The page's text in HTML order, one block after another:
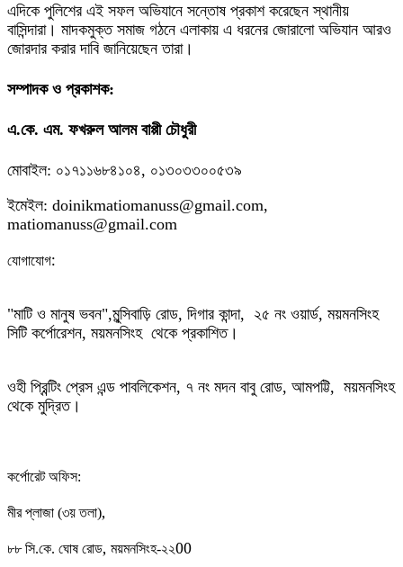
​এদিকে পুলিশের এই সফল অভিযানে সন্তোষ প্রকাশ করেছেন স্থানীয়
বাসিন্দারা। মাদকমুক্ত সমাজ গঠনে এলাকায় এ ধরনের জোরালো অভিযান আরও
জোরদার করার দাবি জানিয়েছেন তারা।
সম্পাদক ও প্রকাশক:
এ.কে. এম. ফখরুল আলম বাপ্পী চৌধুরী
মোবাইল: ০১৭১১৬৮৪১০৪, ০১৩০৩৩০০৫৩৯
ইমেইল: doinikmatiomanuss@gmail.com,
matiomanuss@gmail.com
যোগাযোগ:
"মাটি ও মানুষ ভবন",মুন্সিবাড়ি রোড, দিগার কান্দা, ২৫ নং ওয়ার্ড, ময়মনসিংহ
সিটি কর্পোরেশন, ময়মনসিংহ থেকে প্রকাশিত।
ওহী প্রিন্টিং প্রেস এন্ড পাবলিকেশন, ৭ নং মদন বাবু রোড, আমপট্টি, ময়মনসিংহ
থেকে মুদ্রিত।
কর্পোরেট অফিস:
মীর প্লাজা (৩য় তলা),
৮৮ সি.কে. ঘোষ রোড, ময়মনসিংহ-২২00